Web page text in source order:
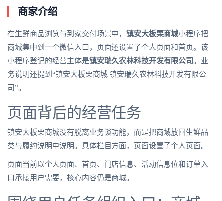
商家介绍
在生鲜商品浏览与到家交付场景中， 镇安大板栗商城小程序把
商城集中到一个微信入口，页面还设置了个人页面和首页。该
小程序登记的经营主体是镇安瑞久农林科技开发有限公司 。业
务说明还提到“镇安大板栗商城 镇安瑞久农林科技开发有限公
司”。
页面背后的经营任务
镇安大板栗商城没有脱离业务谈功能，而是把商城放回生鲜品
类与履约说明中说明。具体栏目方面，页面设置了个人页面。
页面当前以个人页面、首页、门店信息、活动信息位和订单入
口承接用户需要，核心内容仍是商城。